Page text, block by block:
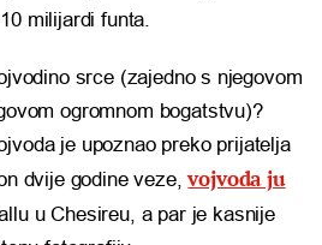
milijardi funta.
srce (zajedno s njegovom
ogromnom bogatstvu)?
je upoznao preko prijatelja
dvije godine veze,vojvoda ju
u Chesireu, a par je kasnije